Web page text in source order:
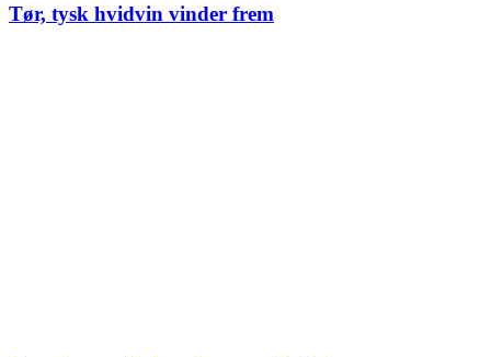
Tør, tysk hvidvin vinder frem